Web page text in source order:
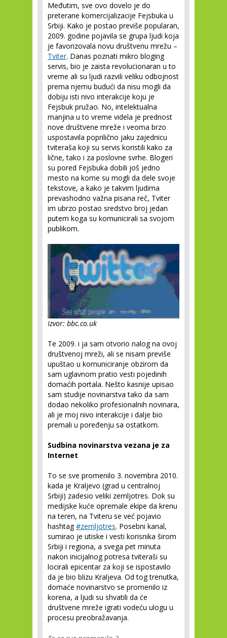
Međutim, sve ovo dovelo je do
preterane komercijalizacije Fejsbuka u
Srbiji. Kako je postao previše popularan,
2009. godine pojavila se grupa ljudi koja
je favorizovala novu društvenu mrežu –
Tviter. Danas poznati mikro bloging
servis, bio je zaista revolucionaran u to
vreme ali su ljudi razvili veliku odbojnost
prema njemu budući da nisu mogli da
dobiju isti nivo interakcije koju je
Fejsbuk pružao. No, intelektualna
manjina u to vreme videla je prednost
nove društvene mreže i veoma brzo
uspostavila poprilično jaku zajednicu
tviteraša koji su servis koristili kako za
lične, tako i za poslovne svrhe. Blogeri
su pored Fejsbuka dobili još jedno
mesto na kome su mogli da dele svoje
tekstove, a kako je takvim ljudima
prevashodno važna pisana reč, Tviter
im ubrzo postao sredstvo broj jedan
putem koga su komunicirali sa svojom
publikom.
Izvor: bbc.co.uk
Te 2009. i ja sam otvorio nalog na ovoj
društvenoj mreži, ali se nisam previše
upuštao u komuniciranje obzirom da
sam uglavnom pratio vesti pojedinih
domaćih portala. Nešto kasnije upisao
sam studije novinarstva tako da sam
dodao nekoliko profesionalnih novinara,
ali je moj nivo interakcije i dalje bio
premali u poređenju sa ostatkom.
Sudbina novinarstva vezana je za
Internet
To se sve promenilo 3. novembra 2010.
kada je Kraljevo (grad u centralnoj
Srbiji) zadesio veliki zemljotres. Dok su
medijske kuće opremale ekipe da krenu
na teren, na Tviteru se već pojavio
hashtag#zemljotres. Posebni kanal,
sumirao je utiske i vesti korisnika širom
Srbiji i regiona, a svega pet minuta
nakon inicijalnog potresa tviteraši su
locirali epicentar za koji se ispostavilo
da je bio blizu Kraljeva. Od tog trenutka,
domaće novinarstvo se promenilo iz
korena, a ljudi su shvatili da će
društvene mreže igrati vodeću ulogu u
procesu preobražavanja.